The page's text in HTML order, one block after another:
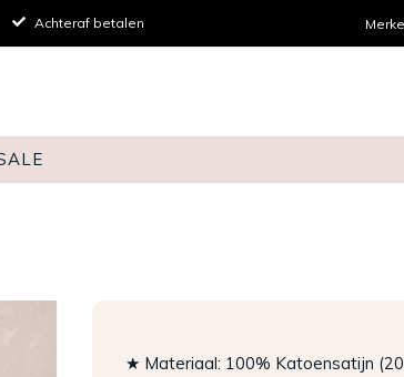
Achteraf betalen
★ Materiaal: 100% Katoensatijn